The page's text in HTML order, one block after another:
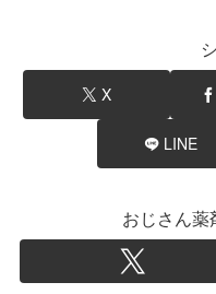
X
LINE
おじさん薬